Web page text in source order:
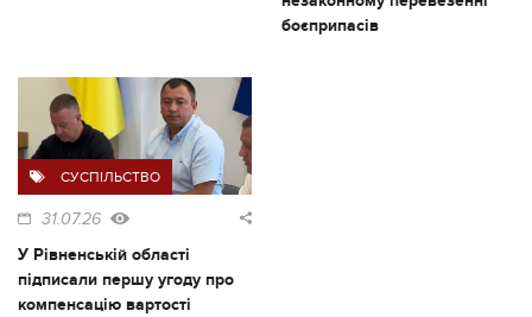
боєприпасів
СУСПІЛЬСТВО
31.07.26
У Рівненській області
підписали першу угоду про
компенсацію вартості